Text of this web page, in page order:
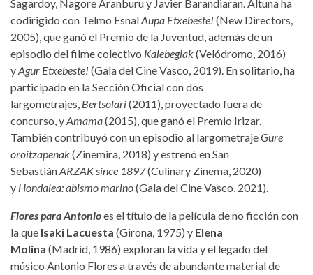
Sagardoy, Nagore Aranburu y Javier Barandiaran. Altuna ha
codirigido con Telmo EsnalAupa Etxebeste! (New Directors,
2005), que ganó el Premio de la Juventud, además de un
episodio del filme colectivo Kalebegiak(Velódromo, 2016)
yAgur Etxebeste! (Gala del Cine Vasco, 2019). En solitario, ha
participado en la Sección Oficial con dos
largometrajes, Bertsolari(2011), proyectado fuera de
concurso, yAmama(2015), que ganó el Premio Irizar.
También contribuyó con un episodio al largometrajeGure
oroitzapenak(Zinemira, 2018) y estrenó en San
SebastiánARZAK since 1897(Culinary Zinema, 2020)
y Hondalea: abismo marino(Gala del Cine Vasco, 2021).
Flores para Antonioes el título de la película de no ficción con
la que Isaki Lacuesta (Girona, 1975) y Elena
Molina (Madrid, 1986) exploran la vida y el legado del
músico Antonio Flores a través de abundante material de